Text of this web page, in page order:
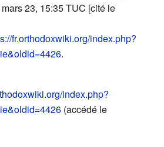
23, 15:35 TUC [cité le
fr.orthodoxwiki.org/index.php?
.
index.php?
(accédé le